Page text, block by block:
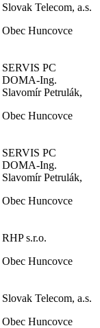
Slovak Telecom, a.s.
Obec Huncovce
SERVIS PC
DOMA-Ing.
Slavomír Petrulák,
Obec Huncovce
SERVIS PC
DOMA-Ing.
Slavomír Petrulák,
Obec Huncovce
RHP s.r.o.
Obec Huncovce
Slovak Telecom, a.s.
Obec Huncovce